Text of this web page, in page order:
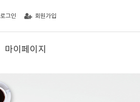
로그인 회원가입
마이페이지